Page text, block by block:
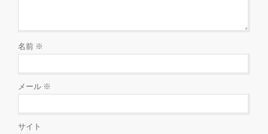
名前 ※
メール ※
サイト